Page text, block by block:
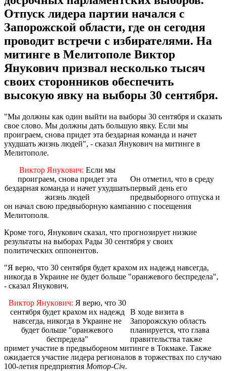
Отпуск лидера партии начался с
Запорожской области, где он сегодня
проводит встречи с избирателями. На
митинге в Мелитополе Виктор
Янукович призвал несколько тысяч
своих сторонников обеспечить
высокую явку на выборы 30 сентября.
"Мы должны как один выйти на выборы 30 сентября и сказать
свое слово. Мы должны дать большую явку. Если мы
проиграем, снова придет эта бездарная команда и начет
ухудшать жизнь людей", - сказал Янукович на митинге в
Мелитополе.
Виктор Янукoвич: Если мы
проиграем, снова придет эта
бездарная команда и начет ухудшать
жизнь людей
Он отметил, что в среду
первый день его
предвыборного отпуска и
он начал свою предвыборную кампанию с посещения
Мелитополя.
Кроме того, Янукович сказал, что прогнозирует низкие
результаты на выборах Рады 30 сентября у своих
политических оппонентов.
"Я верю, что 30 сентября будет крахом их надежд навсегда,
никогда в Украине не будет больше "оранжевого беспредела",
- сказал Янукович.
Виктор Янукoвич: Я верю, что 30
сентября будет крахом их надежд
навсегда, никогда в Украине не
будет больше "оранжевого
беспредела"
В ходе визита в
Запорожскую область
планируется, что глава
правительства также
примет участие в предвыборном митинге в Токмаке. Также
ожидается участие лидера регионалов в торжествах по случаю
100-летия предприятия Мотор-Січ.